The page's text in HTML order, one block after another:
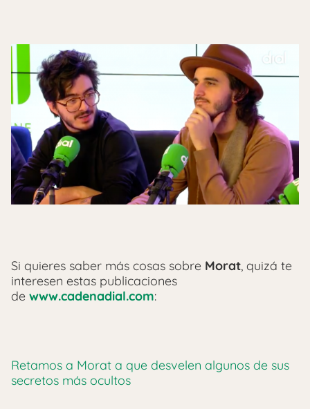
Si quieres saber más cosas sobre Morat, quizá te
interesen estas publicaciones
de www.cadenadial.com:
Retamos a Morat a que desvelen algunos de sus
secretos más ocultos